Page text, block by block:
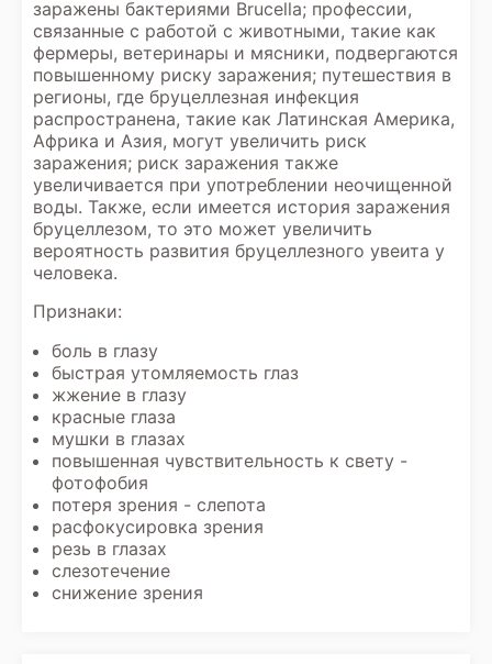
заражены бактериями Brucella; профессии,
связанные с работой с животными, такие как
фермеры, ветеринары и мясники, подвергаются
повышенному риску заражения; путешествия в
регионы, где бруцеллезная инфекция
распространена, такие как Латинская Америка,
Африка и Азия, могут увеличить риск
заражения; риск заражения также
увеличивается при употреблении неочищенной
воды. Также, если имеется история заражения
бруцеллезом, то это может увеличить
вероятность развития бруцеллезного увеита у
человека.
Признаки:
боль в глазу
быстрая утомляемость глаз
жжение в глазу
красные глаза
мушки в глазах
повышенная чувствительность к свету -
фотофобия
потеря зрения - слепота
расфокусировка зрения
резь в глазах
слезотечение
снижение зрения